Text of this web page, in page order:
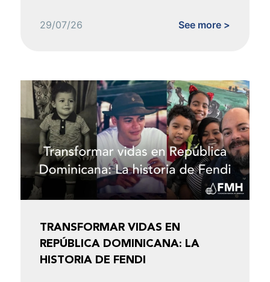
29/07/26 See more >
TRANSFORMAR VIDAS EN
REPÚBLICA DOMINICANA: LA
HISTORIA DE FENDI